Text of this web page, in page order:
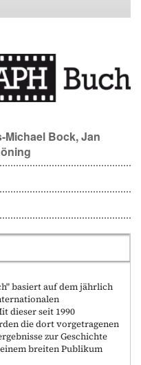
Michael Bock,Jan
"basiert auf dem jährlich
dieser seit 1990
die dort vorgetragenen
zur Geschichte
breiten Publikum